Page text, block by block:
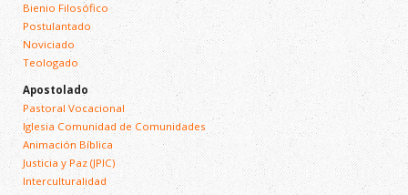
Bienio Filosófico
Postulantado
Noviciado
Teologado
Apostolado
Pastoral Vocacional
Iglesia Comunidad de Comunidades
Animación Bíblica
Justicia y Paz (JPIC)
Interculturalidad